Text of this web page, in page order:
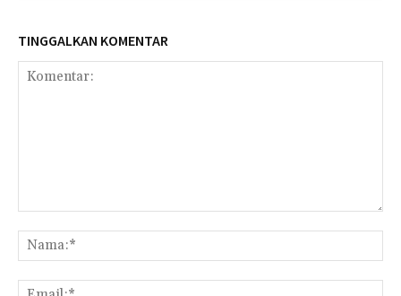
TINGGALKAN KOMENTAR